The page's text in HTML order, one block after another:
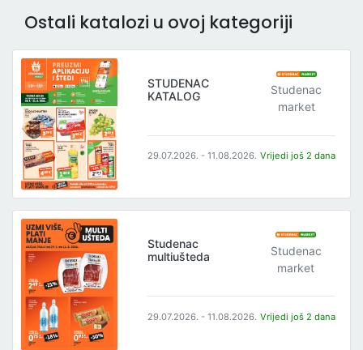
Ostali katalozi u ovoj kategoriji
STUDENAC
KATALOG
Studenac
market
29.07.2026. - 11.08.2026. Vrijedi još 2 dana
Studenac
multiušteda
Studenac
market
29.07.2026. - 11.08.2026. Vrijedi još 2 dana